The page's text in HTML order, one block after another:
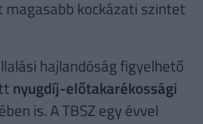
kockázati szintet
hajlandóság figyelhető
nyugdíj-előtakarékossági
is. A TBSZ egy évvel